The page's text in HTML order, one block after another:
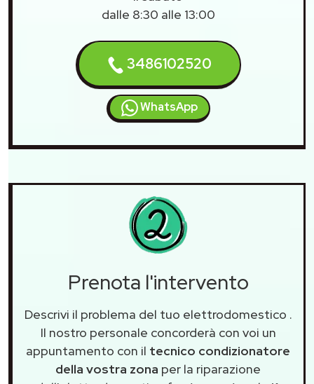
dalle 8:30 alle 13:00
3486102520
WhatsApp
Prenota l'intervento
Descrivi il problema del tuo elettrodomestico .
Il nostro personale concorderà con voi un
appuntamento con il tecnico condizionatore
della vostra zona per la riparazione